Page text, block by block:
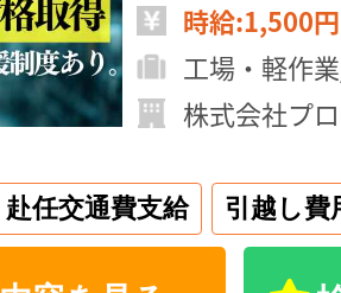
時給:1,500
工場・軽作
株式会社プ
赴任交通費支給 引越し費